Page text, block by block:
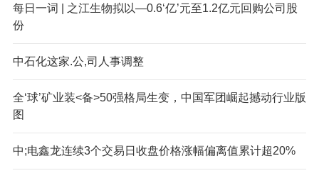
每日一词 | 之江生物拟以—0.6‘亿’元至1.2亿元回购公司股
份
中石化这家.公,司人事调整
全‘球’矿业装<备>50强格局生变，中国军团崛起撼动行业版
图
中;电鑫龙连续3个交易日收盘价格涨幅偏离值累计超20%